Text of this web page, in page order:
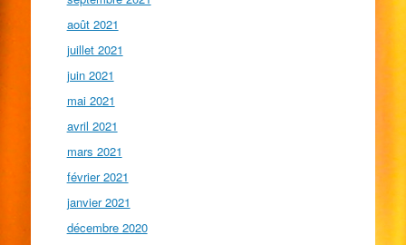
août 2021
juillet 2021
juin 2021
mai 2021
avril 2021
mars 2021
février 2021
janvier 2021
décembre 2020